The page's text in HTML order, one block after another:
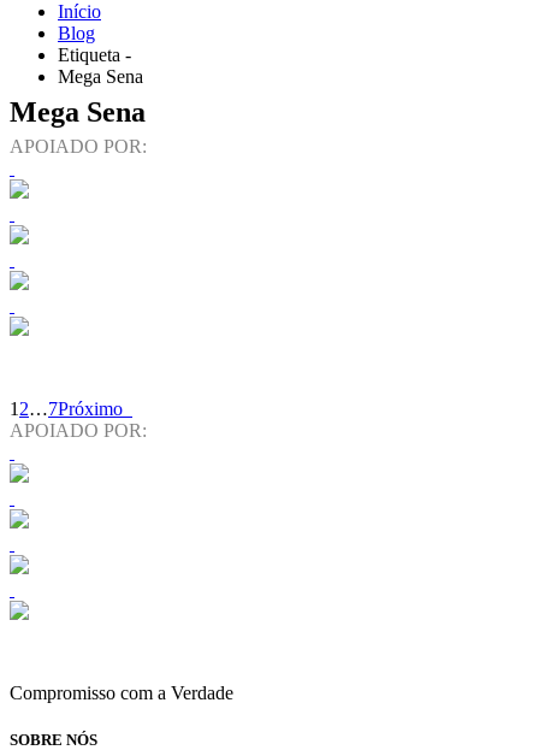
Início
Blog
Etiqueta -
Mega Sena
Mega Sena
APOIADO POR:
1 2…7Próximo
APOIADO POR:
Compromisso com a Verdade
SOBRE NÓS